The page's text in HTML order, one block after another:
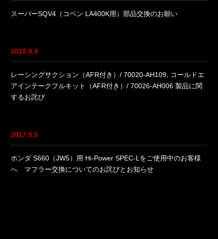
スーパーSQV4（コペン LA400K用）部品交換のお願い
2019.9.4
レーシングサクション（AFR付き）/ 70020-AH109, コールドエ
アインテークフルキット（AFR付き）/ 70026-AH006 製品に関
するお詫び
2017.9.5
ホンダ S660（JW5）用 Hi-Power SPEC-Lをご使用中のお客様
へ マフラー交換についてのお詫びとお知らせ